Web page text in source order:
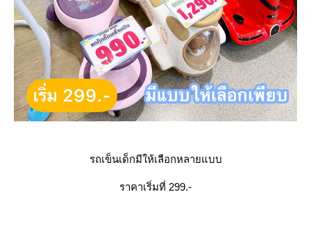
รถเข็นเด็กมีให้เลือกหลายแบบ
ราคาเริ่มที่ 299.-